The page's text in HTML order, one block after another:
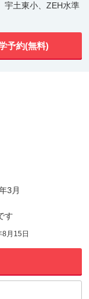
宇土東小、ZEH水準
予約(無料)
3月
す
月15日